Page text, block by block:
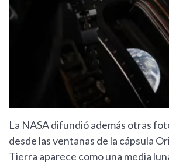
La NASA difundió además otras
desde las ventanas de la cápsula
Tierra aparece como una media